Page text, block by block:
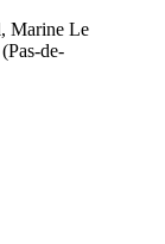
Marine Le
de-